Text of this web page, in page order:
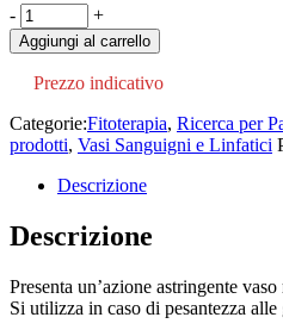
originale
era:
€19.20.
è:
€17.28.
Amamelide
100ml
TM
quantity
- +
Aggiungi al carrello
Prezzo indicativo
Categorie:Fitoterapia, Ricerca per
prodotti, Vasi Sanguigni e Linfatici
Descrizione
Descrizione
Presenta un’azione astringente
Si utilizza in caso di pesantezza